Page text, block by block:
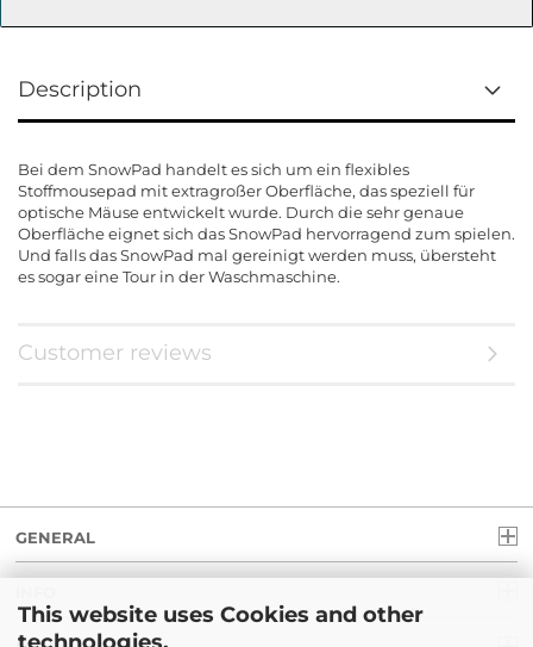
This website uses Cookies and other
Description
Bei dem SnowPad handelt es sich um ein flexibles
Stoffmousepad mit extragroßer Oberfläche, das speziell für
optische Mäuse entwickelt wurde. Durch die sehr genaue
Oberfläche eignet sich das SnowPad hervorragend zum spielen.
Und falls das SnowPad mal gereinigt werden muss, übersteht
es sogar eine Tour in der Waschmaschine.
Customer reviews
GENERAL